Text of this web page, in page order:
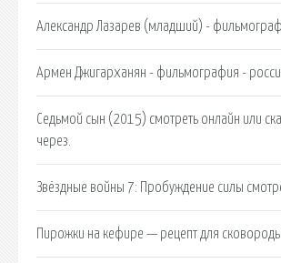
Александр Лазарев (младший) -
Армен Джигарханян - фильмография -
Седьмой сын (2015) смотреть онлайн или
через.
Звёздные войны 7: Пробуждение силы
Пирожки на кефире — рецепт для